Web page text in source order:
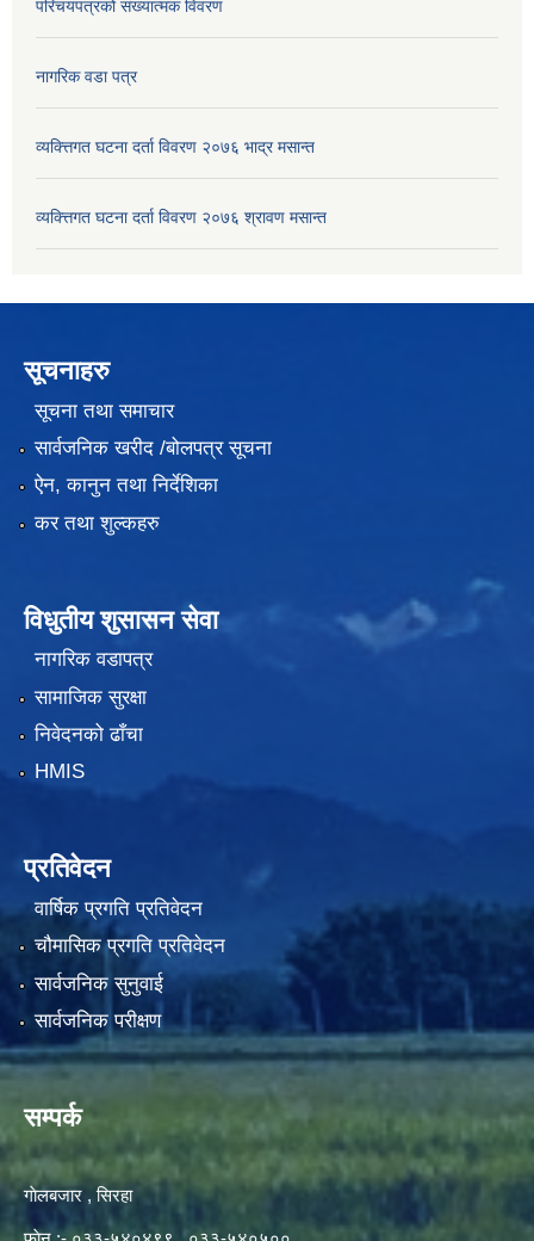
परिचयपत्रको संख्यात्मक विवरण
नागरिक वडा पत्र
व्यक्त्तिगत घटना दर्ता विवरण २०७६ भाद्र मसान्त
व्यक्त्तिगत घटना दर्ता विवरण २०७६ श्रावण मसान्त
सूचनाहरु
सूचना तथा समाचार
सार्वजनिक खरीद /बोलपत्र सूचना
ऐन, कानुन तथा निर्देशिका
कर तथा शुल्कहरु
विधुतीय शुसासन सेवा
नागरिक वडापत्र
सामाजिक सुरक्षा
निवेदनको ढाँचा
HMIS
प्रतिवेदन
वार्षिक प्रगति प्रतिवेदन
चौमासिक प्रगति प्रतिवेदन
सार्वजनिक सुनुवाई
सार्वजनिक परीक्षण
सम्पर्क
गाेलबजार , सिरहा